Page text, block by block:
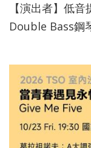
【演出者】低
Double Bass鋼